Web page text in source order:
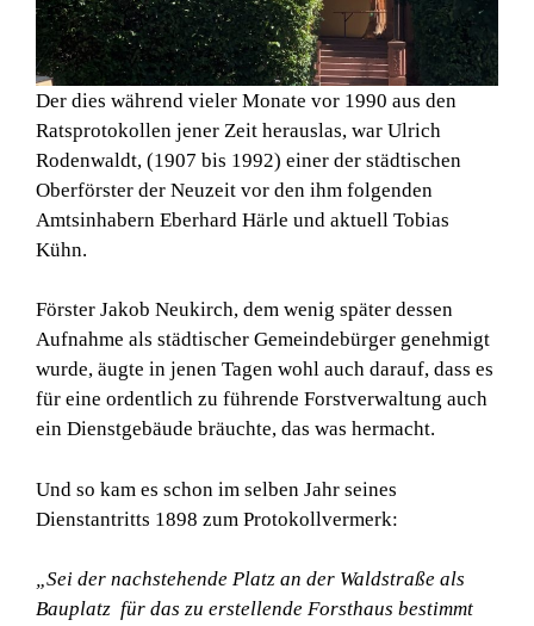
Der dies während vieler Monate vor 1990 aus den
Ratsprotokollen jener Zeit herauslas, war Ulrich
Rodenwaldt, (1907 bis 1992) einer der städtischen
Oberförster der Neuzeit vor den ihm folgenden
Amtsinhabern Eberhard Härle und aktuell Tobias
Kühn.
Förster Jakob Neukirch, dem wenig später dessen
Aufnahme als städtischer Gemeindebürger genehmigt
wurde, äugte in jenen Tagen wohl auch darauf, dass es
für eine ordentlich zu führende Forstverwaltung auch
ein Dienstgebäude bräuchte, das was hermacht.
Und so kam es schon im selben Jahr seines
Dienstantritts 1898 zum Protokollvermerk:
„Sei der nachstehende Platz an der Waldstraße als
Bauplatz für das zu erstellende Forsthaus bestimmt